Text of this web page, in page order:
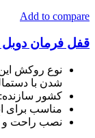
Add to compare
قفل فرمان دوبل
شدن با
کشور سازنده:
مناسب برای
نصب راحت و